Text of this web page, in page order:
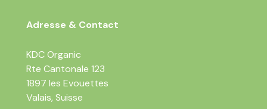
Adresse & Contact
KDC Organic
Rte Cantonale 123
1897 les Evouettes
Valais, Suisse